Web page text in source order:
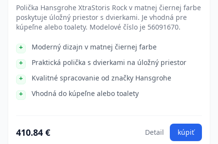
Polička Hansgrohe XtraStoris Rock v matnej čiernej farbe
poskytuje úložný priestor s dvierkami. Je vhodná pre
kúpeľne alebo toalety. Modelové číslo je 56091670.
Moderný dizajn v matnej čiernej farbe
Praktická polička s dvierkami na úložný priestor
Kvalitné spracovanie od značky Hansgrohe
Vhodná do kúpeľne alebo toalety
410.84 € Detail kúpiť